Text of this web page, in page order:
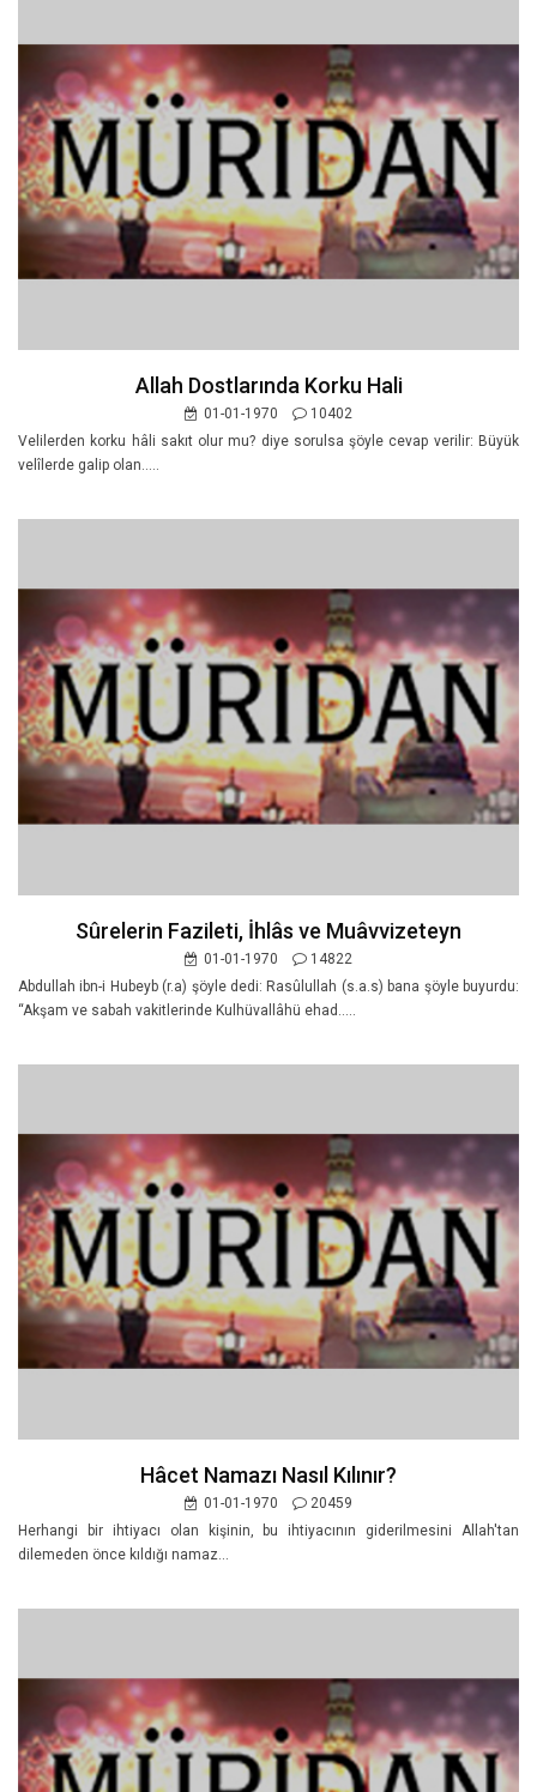
Allah Dostlarında Korku Hali
01-01-1970
10402
Velilerden korku hâli sakıt olur mu? diye sorulsa şöyle cevap verilir: Büyük
velîlerde galip olan.....
Sûrelerin Fazileti, İhlâs ve Muâvvizeteyn
01-01-1970
14822
Abdullah ibn-i Hubeyb (r.a) şöyle dedi: Rasûlullah (s.a.s) bana şöyle buyurdu:
“Akşam ve sabah vakitlerinde Kulhüvallâhü ehad.....
Hâcet Namazı Nasıl Kılınır?
01-01-1970
20459
Herhangi bir ihtiyacı olan kişinin, bu ihtiyacının giderilmesini Allah'tan
dilemeden önce kıldığı namaz...